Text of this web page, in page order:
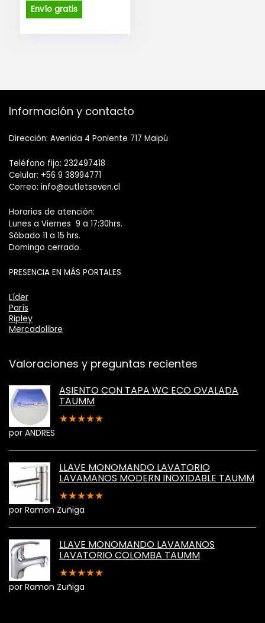
original
era:
$389.990.
es:
$359.990.
Envío gratis
Información y contacto
Dirección: Avenida 4 Poniente 717 Maipú
Teléfono fijo: 232497418
Celular: +56 9 38994771
Correo: info@outletseven.cl
Horarios de atención:
Lunes a Viernes 9 a 17:30hrs.
Sábado 11 a 15 hrs.
Domingo cerrado.
PRESENCIA EN MÁS PORTALES
Líder
París
Ripley
Mercadolibre
Valoraciones y preguntas recientes
ASIENTO CON TAPA WC ECO OVALADA
TAUMM
★★★★★
por ANDRES
LLAVE MONOMANDO LAVATORIO
LAVAMANOS MODERN INOXIDABLE TAUMM
★★★★★
por Ramon Zuñiga
LLAVE MONOMANDO LAVAMANOS
LAVATORIO COLOMBA TAUMM
★★★★★
por Ramon Zuñiga